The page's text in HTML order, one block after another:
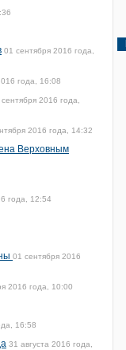
01 сентября 2016 года,
года, 16:08
2016 года,
2016 года, 14:32
Верховным
года, 12:54
01 сентября 2016
2016 года, 10:00
16:58
31 августа 2016 года,